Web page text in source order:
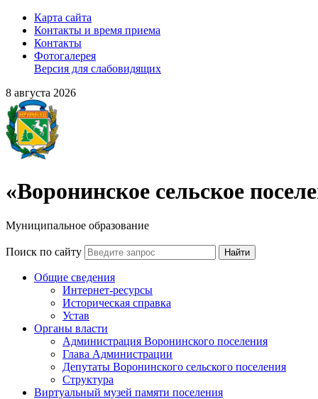
Карта сайта
Контакты и время приема
Контакты
Фотогалерея
Версия для слабовидящих
8 августа 2026
«Воронинское сельское
Муниципальное образование
Поиск по сайту Найти
Общие сведения
Интернет-ресурсы
Историческая справка
Устав
Органы власти
Администрация Воронинского поселения
Глава Администрации
Депутаты Воронинского сельского поселения
Структура
Виртуальный музей памяти поселения